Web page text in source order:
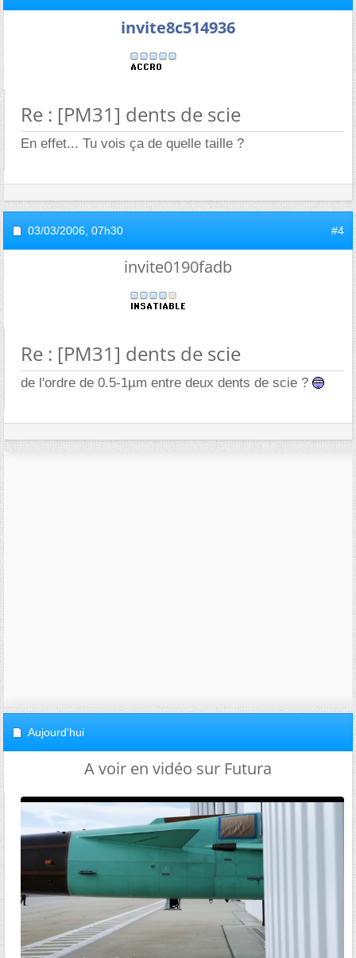
invite8c514936
Re : [PM31] dents de scie
En effet... Tu vois ça de quelle taille ?
03/03/2006, 07h30 #4
invite0190fadb
Re : [PM31] dents de scie
de l'ordre de 0.5-1µm entre deux dents de scie ?
Aujourd'hui
A voir en vidéo sur Futura